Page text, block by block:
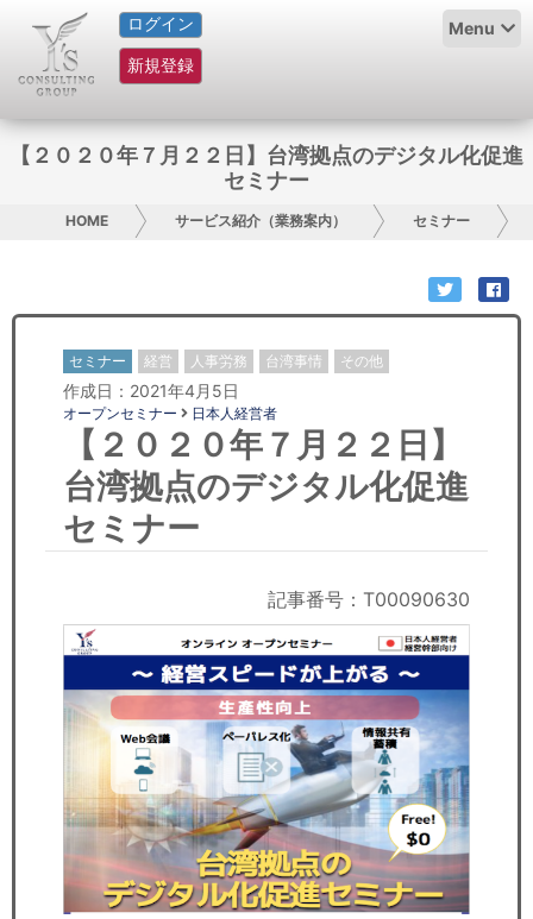
ログイン
新規登録
Menu
HOME
サービス紹介
お問い合わせ
日本人にPR
コンサルティング
リサーチ
セミナー
労務顧問
ＩＴ
【２０２０年７月２２日】台湾拠点のデジタル化促進
セミナー
HOME サービス紹介（業務案内） セミナー
セミナー 経営 人事労務 台湾事情 その他
作成日：2021年4月5日
オープンセミナー 日本人経営者
【２０２０年７月２２日】
台湾拠点のデジタル化促進
セミナー
記事番号：T00090630